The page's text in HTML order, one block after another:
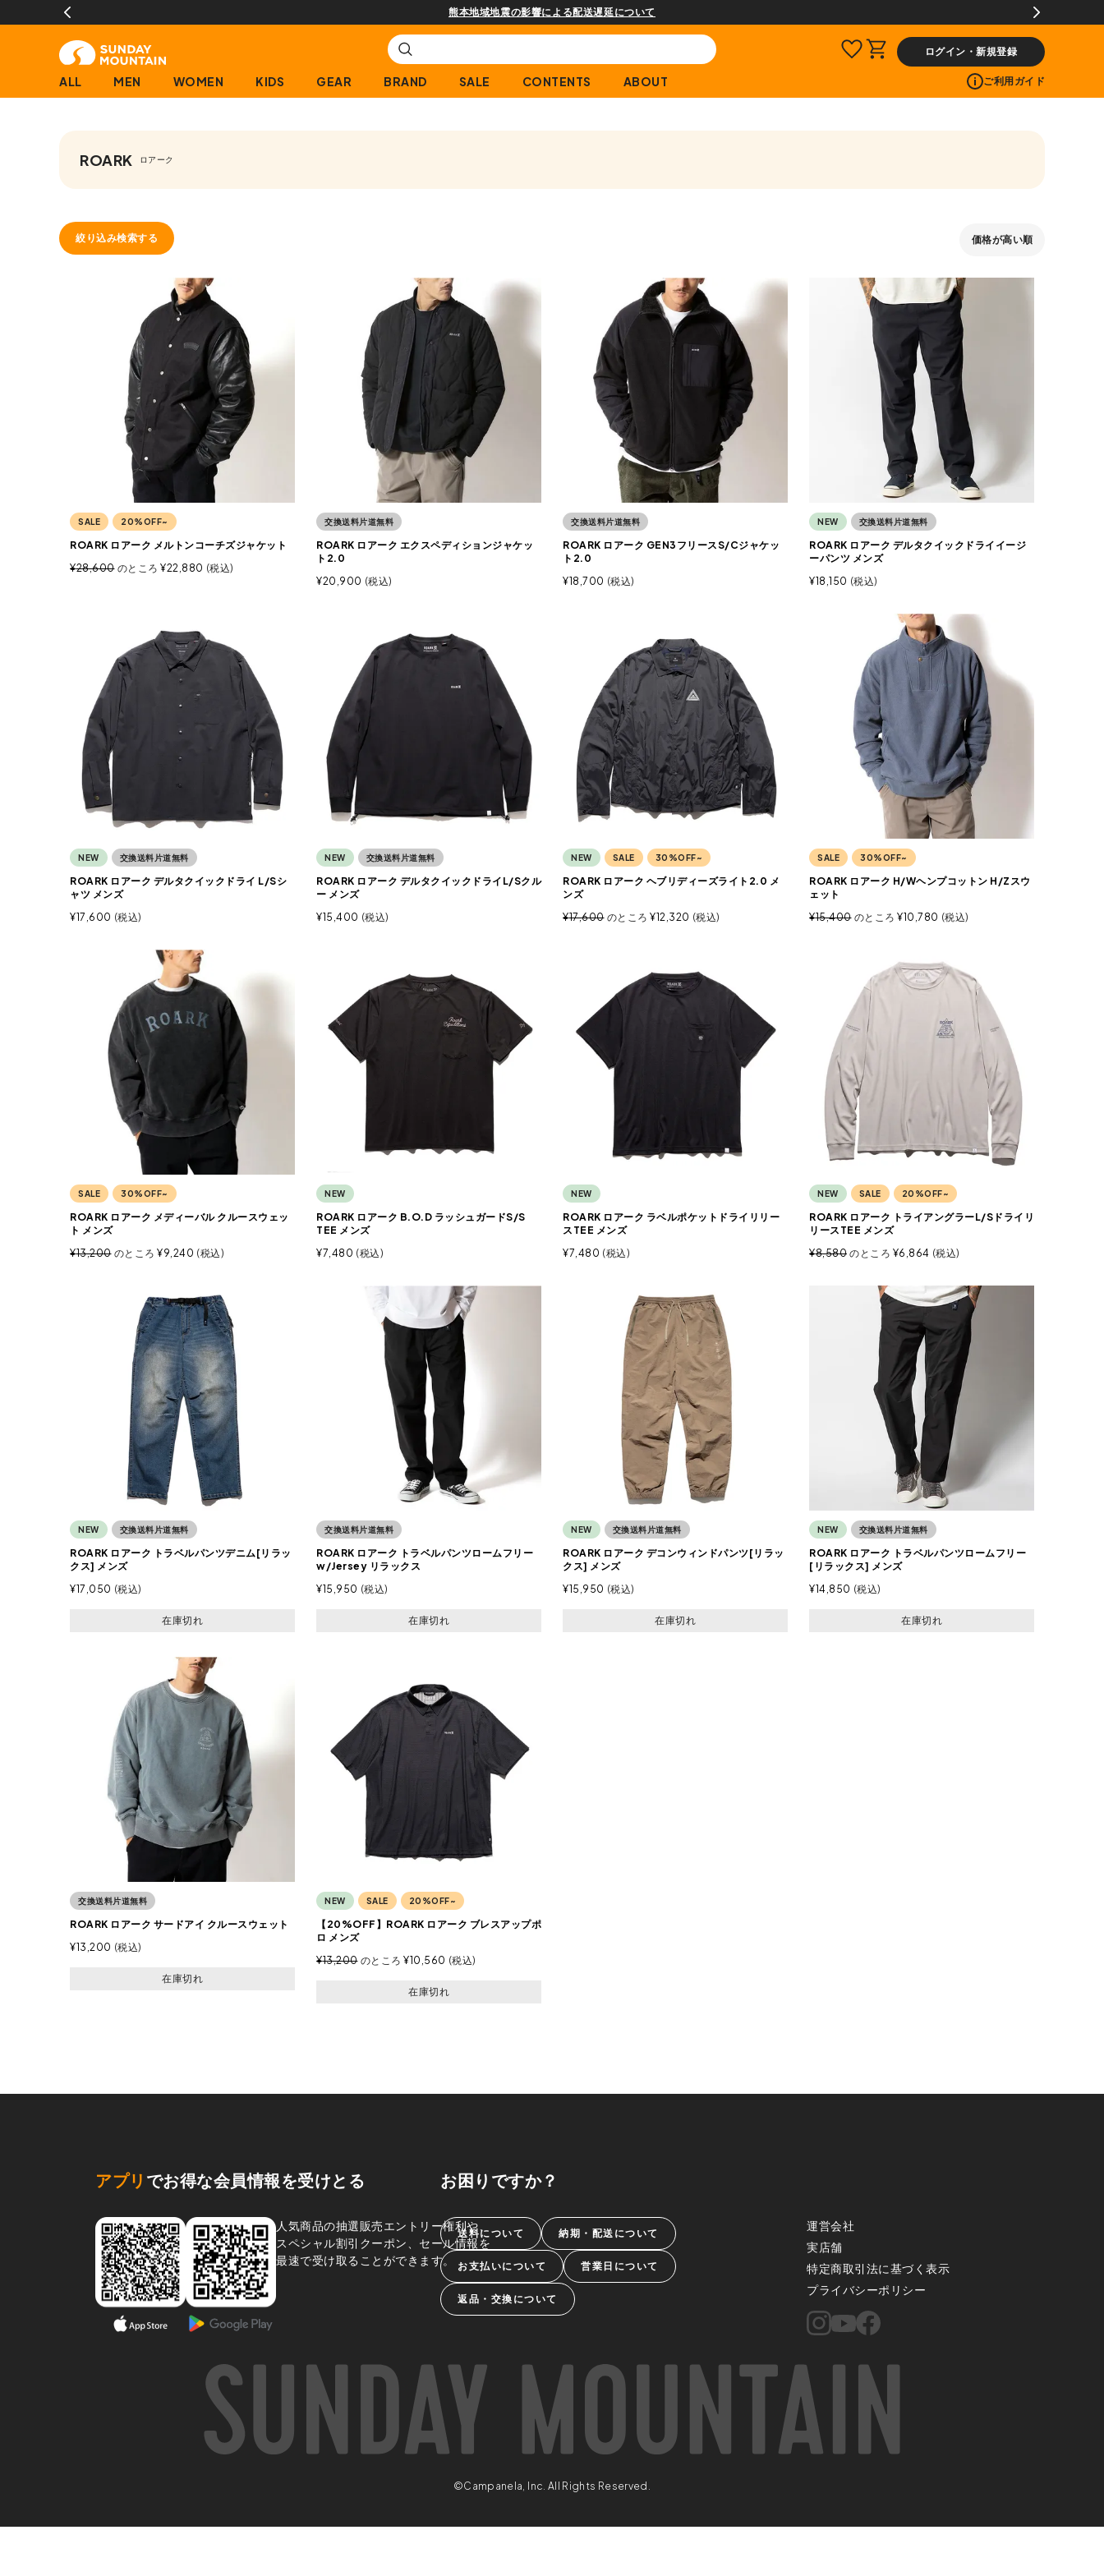
熊本地域地震の影響による配送遅延について
ログイン・新規登録
ALL MEN WOMEN KIDS GEAR BRAND SALE CONTENTS ABOUT ご利用ガイド
ROARK ロアーク
絞り込み検索する 価格が高い順
SALE 20%OFF~
ROARK ロアーク メルトンコーチズジャケット
¥28,600 のところ ¥22,880 税込
交換送料片道無料
ROARK ロアーク エクスペディションジャケッ
ト2.0
¥20,900 税込
交換送料片道無料
ROARK ロアーク GEN3フリースS/Cジャケッ
ト2.0
¥18,700 税込
NEW 交換送料片道無料
ROARK ロアーク デルタクイックドライイージ
ーパンツ メンズ
¥18,150 税込
NEW 交換送料片道無料
ROARK ロアーク デルタクイックドライ L/Sシ
ャツ メンズ
¥17,600 税込
NEW 交換送料片道無料
ROARK ロアーク デルタクイックドライL/Sクル
ー メンズ
¥15,400 税込
NEW SALE 30%OFF~
ROARK ロアーク ヘブリディーズライト2.0 メ
ンズ
¥17,600 のところ ¥12,320 税込
SALE 30%OFF~
ROARK ロアーク H/Wヘンプコットン H/Zスウ
ェット
¥15,400 のところ ¥10,780 税込
SALE 30%OFF~
ROARK ロアーク メディーバル クルースウェッ
ト メンズ
¥13,200 のところ ¥9,240 税込
NEW
ROARK ロアーク B.O.D ラッシュガードS/S
TEE メンズ
¥7,480 税込
NEW
ROARK ロアーク ラベルポケットドライリリー
スTEE メンズ
¥7,480 税込
NEW SALE 20%OFF~
ROARK ロアーク トライアングラーL/Sドライリ
リースTEE メンズ
¥8,580 のところ ¥6,864 税込
NEW 交換送料片道無料
ROARK ロアーク トラベルパンツデニム[リラッ
クス] メンズ
¥17,050 税込
在庫切れ
交換送料片道無料
ROARK ロアーク トラベルパンツロームフリー
w/Jersey リラックス
¥15,950 税込
在庫切れ
NEW 交換送料片道無料
ROARK ロアーク デコンウィンドパンツ[リラッ
クス] メンズ
¥15,950 税込
在庫切れ
NEW 交換送料片道無料
ROARK ロアーク トラベルパンツロームフリー
[リラックス] メンズ
¥14,850 税込
在庫切れ
交換送料片道無料
ROARK ロアーク サードアイ クルースウェット
¥13,200 税込
在庫切れ
NEW SALE 20%OFF~
【20%OFF】ROARK ロアーク ブレスアップポ
ロ メンズ
¥13,200 のところ ¥10,560 税込
在庫切れ
アプリ でお得な会員情報を受けとる
人気商品の抽選販売エントリー権利や、
スペシャル割引クーポン、セール情報を
最速で受け取ることができます。
お困りですか？
送料について 納期・配送について
お支払いについて 営業日について
返品・交換について
運営会社
実店舗
特定商取引法に基づく表示
プライバシーポリシー
©Campanela, Inc. All Rights Reserved.